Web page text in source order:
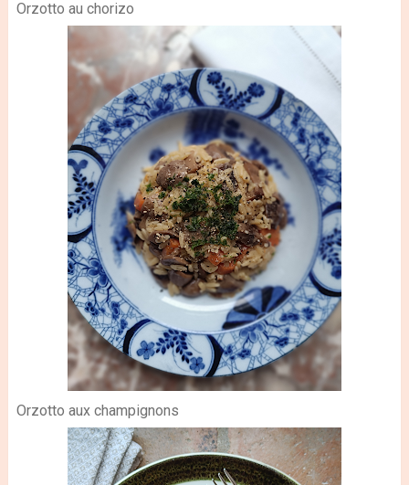
Orzotto au chorizo
Orzotto aux champignons